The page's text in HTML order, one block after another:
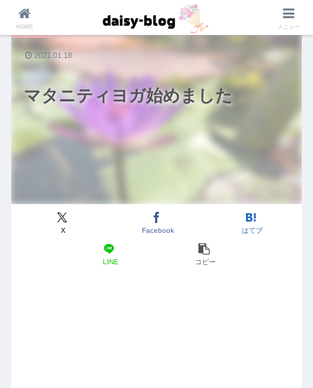
マタニティヨガ始めました
マタニティ
X Facebook はてブ
LINE コピー
2021.01.18
HOME メニュー